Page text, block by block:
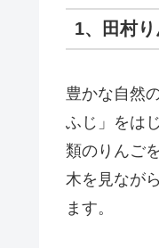
1、田村り
豊かな自然
ふじ」をは
類のりんご
木を見なが
ます。